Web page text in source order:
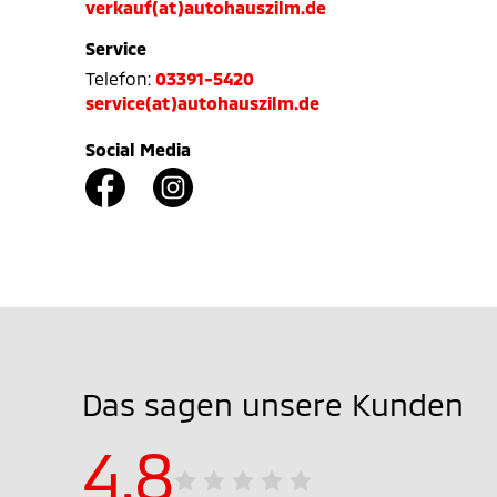
verkauf(at)autohauszilm.de
Service
Telefon: 03391-5420
service(at)autohauszilm.de
Social Media
Das sagen unsere Kunden
4.8